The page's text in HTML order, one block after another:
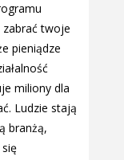
twoje
pieniądze
miliony dla
Ludzie stają
branżą,